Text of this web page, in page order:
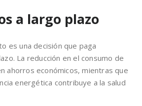
a largo plazo
es una decisión que paga
La reducción en el consumo de
ahorros económicos, mientras que
energética contribuye a la salud